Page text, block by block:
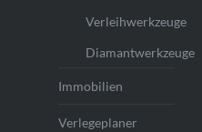
Verleihwerkzeuge
Diamantwerkzeuge
Immobilien
Verlegeplaner